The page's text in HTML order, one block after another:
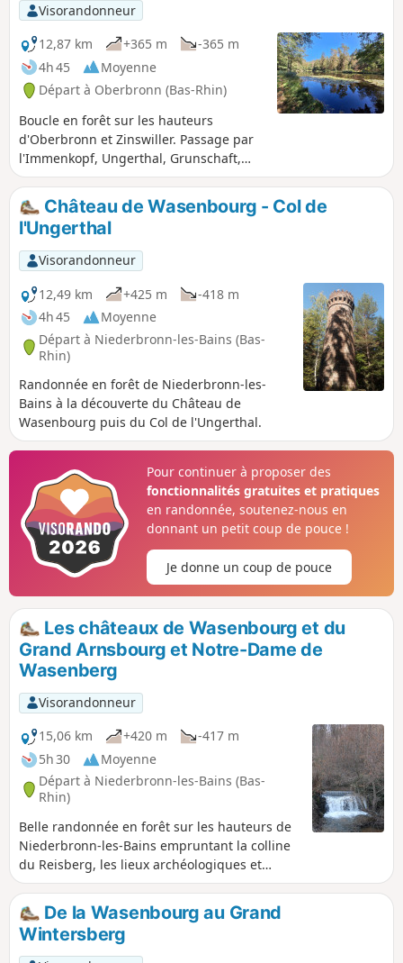
Visorandonneur
12,87 km
+365 m
-365 m
4h 45
Moyenne
Départ à Oberbronn (Bas-Rhin)
Boucle en forêt sur les hauteurs
d'Oberbronn et Zinswiller. Passage par
l'Immenkopf, Ungerthal, Grunschaft,
Michelskopf et l'Étang du Linsenthal à
partir de l'aire du Sonnenberg.
Château de Wasenbourg - Col de
l'Ungerthal
Visorandonneur
12,49 km
+425 m
-418 m
4h 45
Moyenne
Départ à Niederbronn-les-Bains (Bas-
Rhin)
Randonnée en forêt de Niederbronn-les-
Bains à la découverte du Château de
Wasenbourg puis du Col de l'Ungerthal.
Pour continuer à proposer des
fonctionnalités gratuites et pratiques
en randonnée, soutenez-nous en
donnant un petit coup de pouce !
Je donne un coup de pouce
Les châteaux de Wasenbourg et du
Grand Arnsbourg et Notre-Dame de
Wasenberg
Visorandonneur
15,06 km
+420 m
-417 m
5h 30
Moyenne
Départ à Niederbronn-les-Bains (Bas-
Rhin)
Belle randonnée en forêt sur les hauteurs de
Niederbronn-les-Bains empruntant la colline
du Reisberg, les lieux archéologiques et
historiques du Wasenbourg, le sentier
découverte Charles Mathis et qui se poursuit
par le GR® 53 jusqu'au château ruiné du
Grand Arnsbourg. Le retour emprunte le Col
du Schlangenthal, longe le Ruisseau
De la Wasenbourg au Grand
Wintersberg